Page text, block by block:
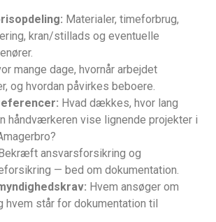
Materialer, timeforbrug,
kran/stillads og eventuelle
mange dage, hvornår arbejdet
og hvordan påvirkes beboere.
Hvad dækkes, hvor lang
håndværkeren vise lignende projekter i
Bekræft ansvarsforsikring og
— bed om dokumentation.
Hvem ansøger om
hvem står for dokumentation til